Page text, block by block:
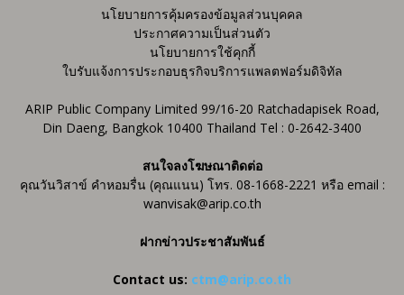
นโยบายการคุ้มครองข้อมูลส่วนบุคคล
ประกาศความเป็นส่วนตัว
นโยบายการใช้คุกกี้
ใบรับแจ้งการประกอบธุรกิจบริการแพลตฟอร์มดิจิทัล
ARIP Public Company Limited 99/16-20 Ratchadapisek Road,
Din Daeng, Bangkok 10400 Thailand Tel : 0-2642-3400
สนใจลงโฆษณาติดต่อ
คุณวันวิสาข์ คำหอมรื่น (คุณแนน) โทร. 08-1668-2221 หรือ email :
wanvisak@arip.co.th
ฝากข่าวประชาสัมพันธ์
Contact us: ctm@arip.co.th